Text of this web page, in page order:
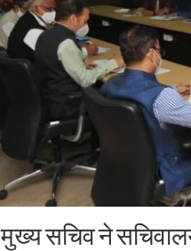
मुख्य सचिव ने सचिवालय